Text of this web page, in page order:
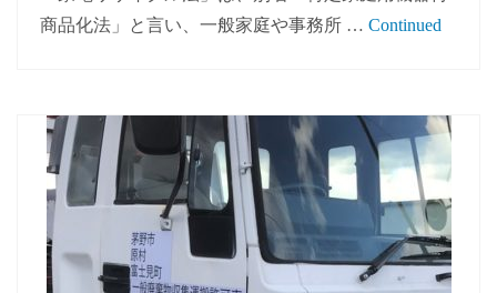
商品化法」と言い、一般家庭や事務所 … Continued